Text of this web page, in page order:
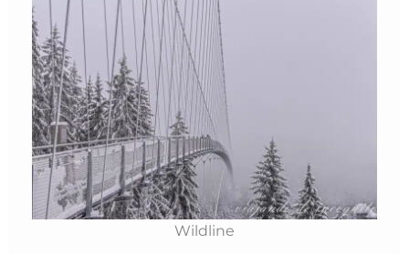
Wildline